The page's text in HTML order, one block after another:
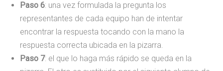
Paso 6: una vez formulada la pregunta los
representantes de cada equipo han de intentar
encontrar la respuesta tocando con la mano la
respuesta correcta ubicada en la pizarra.
Paso 7: el que lo haga más rápido se queda en la